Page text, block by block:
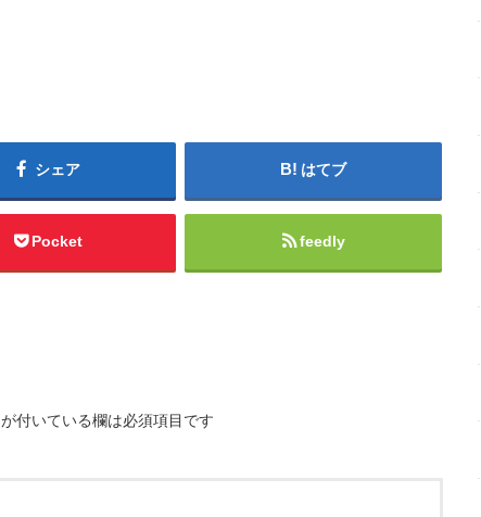
シェア はてブ
Pocket feedly
が付いている欄は必須項目です